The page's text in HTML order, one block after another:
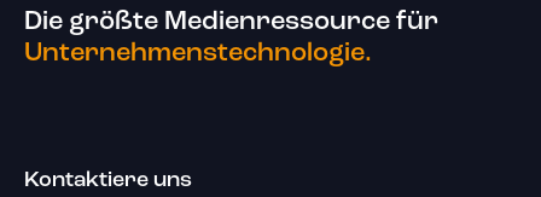
Die größte Medienressource für
Unternehmenstechnologie.
Kontaktiere uns